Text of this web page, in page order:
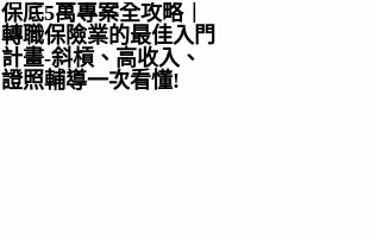
保底5萬專案全攻略｜
轉職保險業的最佳入門
計畫-斜槓、高收入、
證照輔導一次看懂!